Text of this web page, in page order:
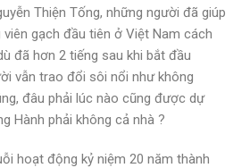
Thiện Tống, những người đã giúp
gạch đầu tiên ở Việt Nam cách
đã hơn 2 tiếng sau khi bắt đầu
vẫn trao đổi sôi nổi như không
đâu phải lúc nào cũng được dự
Hành phải không cả nhà ?
hoạt động kỷ niệm 20 năm thành